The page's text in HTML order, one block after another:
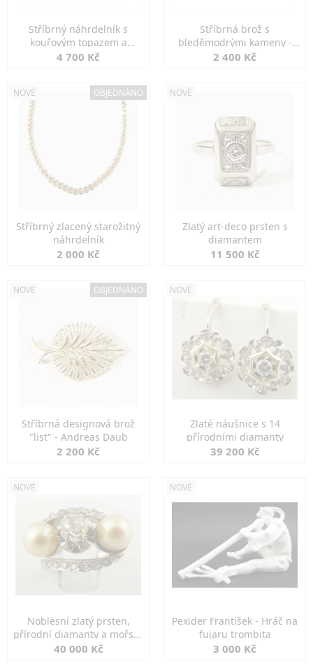
Stříbrný náhrdelník s
kouřovým topazem a
markazity
4 700 Kč
Stříbrná brož s
bleděmodrými kameny -
jemná elegance
2 400 Kč
NOVÉ OBJEDNÁNO
Stříbrný zlacený starožitný
náhrdelník
2 000 Kč
NOVÉ
Zlatý art-deco prsten s
diamantem
11 500 Kč
NOVÉ OBJEDNÁNO
Stříbrná designová brož
"list" - Andreas Daub
2 200 Kč
NOVÉ
Zlaté náušnice s 14
přírodními diamanty
39 200 Kč
NOVÉ
Noblesní zlatý prsten,
přírodní diamanty a mořské
perly
40 000 Kč
NOVÉ
Pexider František - Hráč na
fujaru trombita
3 000 Kč